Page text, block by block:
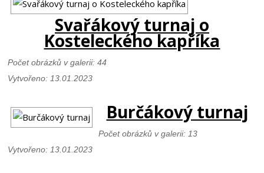
Svařákový turnaj o
Kosteleckého kapříka
Počet obrázků v galerii: 44
Vytvořeno: 13.01.2023
Burčákový turnaj
Počet obrázků v galerii: 13
Vytvořeno: 13.01.2023